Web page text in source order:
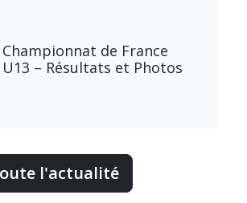
Championnat de France
U13 – Résultats et Photos
l'actualité